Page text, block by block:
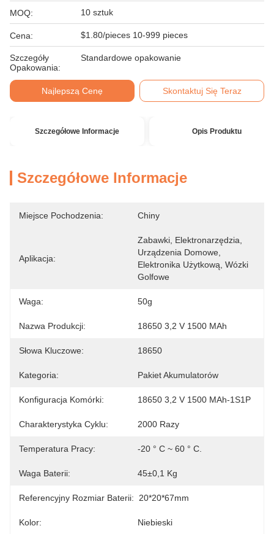
MOQ: 10 sztuk
Cena: $1.80/pieces 10-999 pieces
Szczegóły
Opakowania:
Standardowe opakowanie
Najlepszą Cenę Skontaktuj Się Teraz
Szczegółowe Informacje Opis Produktu
Szczegółowe Informacje
Miejsce Pochodzenia: Chiny
Aplikacja:
Zabawki, Elektronarzędzia,
Urządzenia Domowe,
Elektronika Użytkową, Wózki
Golfowe
Waga: 50g
Nazwa Produkcji: 18650 3,2 V 1500 MAh
Słowa Kluczowe: 18650
Kategoria: Pakiet Akumulatorów
Konfiguracja Komórki: 18650 3,2 V 1500 MAh-1S1P
Charakterystyka Cyklu: 2000 Razy
Temperatura Pracy: -20 ° C ~ 60 ° C.
Waga Baterii: 45±0,1 Kg
Referencyjny Rozmiar Baterii: 20*20*67mm
Kolor: Niebieski